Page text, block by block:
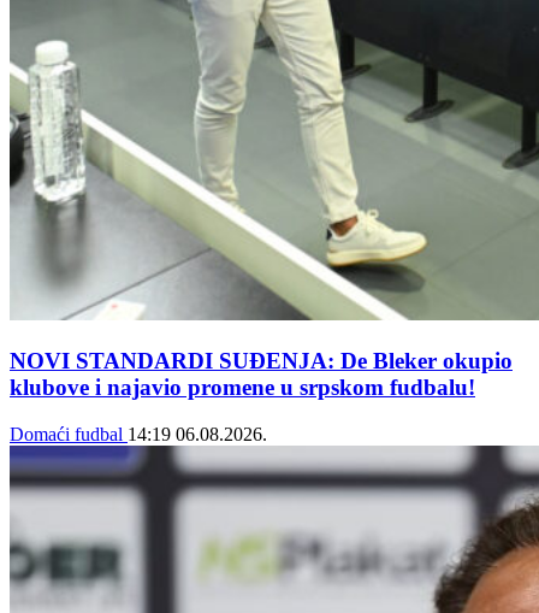
NOVI STANDARDI SUĐENJA: De Bleker okupio
klubove i najavio promene u srpskom fudbalu!
Domaći fudbal 14:19 06.08.2026.